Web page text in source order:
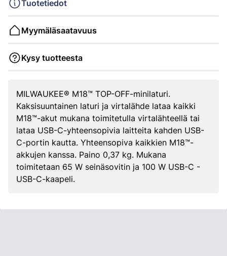
Tuotetiedot
Myymäläsaatavuus
Kysy tuotteesta
MILWAUKEE® M18™ TOP-OFF-minilaturi.
Kaksisuuntainen laturi ja virtalähde lataa kaikki
M18™-akut mukana toimitetulla virtalähteellä tai
lataa USB-C-yhteensopivia laitteita kahden USB-
C-portin kautta. Yhteensopiva kaikkien M18™-
akkujen kanssa. Paino 0,37 kg. Mukana
toimitetaan 65 W seinäsovitin ja 100 W USB-C -
USB-C-kaapeli.